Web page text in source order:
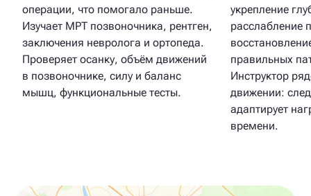
операции, что помогало раньше.
Изучает МРТ позвоночника, рентген,
заключения невролога и ортопеда.
Проверяет осанку, объём движений
в позвоночнике, силу и баланс
мышц, функциональные тесты.
укрепление
расслабление
правильных
Инструктор
движении:
адаптирует
времени.